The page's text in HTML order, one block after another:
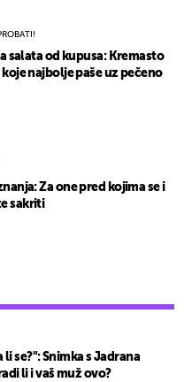
li se?": Snimka s Jadrana
li i vaš muž ovo?
salata od kupusa: Kremasto
najbolje paše uz pečeno
Za one pred kojima se i
sakriti